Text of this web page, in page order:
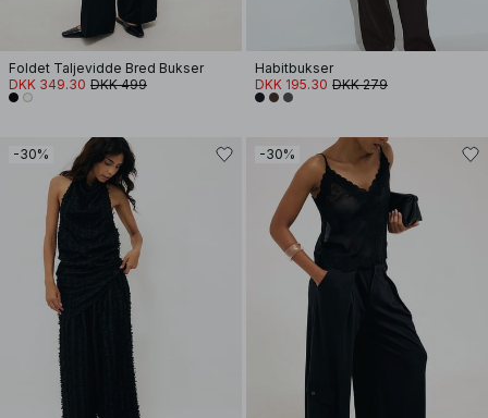
Foldet Taljevidde Bred Bukser
DKK 349.30 DKK 499
Habitbukser
DKK 195.30 DKK 279
-30% -30%